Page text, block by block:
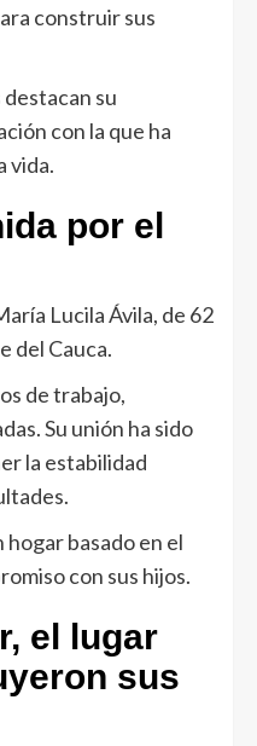
construir sus
su
con la que ha
vida.
por el
Lucila Ávila, de 62
del Cauca.
de trabajo,
Su unión ha sido
la estabilidad
basado en el
con sus hijos.
el lugar
sus